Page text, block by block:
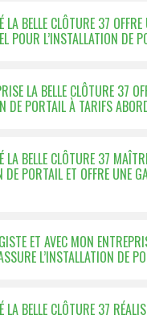
LA BELLE CLÔTURE 37
POUR L’INSTALLATION DE
LA BELLE CLÔTURE 37
DE PORTAIL À TARIFS
LA BELLE CLÔTURE 37
DE PORTAIL ET OFFRE UNE
ET AVEC MON
L’INSTALLATION DE
LA BELLE CLÔTURE 37